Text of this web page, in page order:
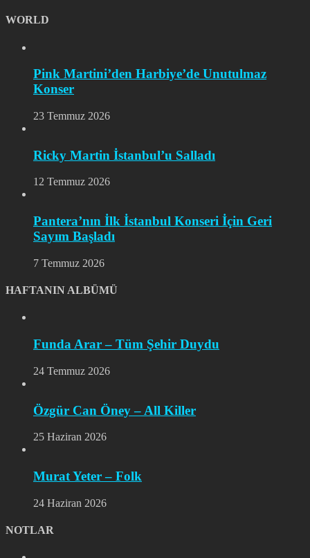
WORLD
Pink Martini’den Harbiye’de Unutulmaz
Konser
23 Temmuz 2026
Ricky Martin İstanbul’u Salladı
12 Temmuz 2026
Pantera’nın İlk İstanbul Konseri İçin Geri
Sayım Başladı
7 Temmuz 2026
HAFTANIN ALBÜMÜ
Funda Arar – Tüm Şehir Duydu
24 Temmuz 2026
Özgür Can Öney – All Killer
25 Haziran 2026
Murat Yeter – Folk
24 Haziran 2026
NOTLAR